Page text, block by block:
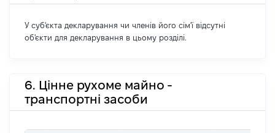
У суб'єкта декларування чи членів його сім'ї відсутні
об'єкти для декларування в цьому розділі.
6. Цінне рухоме майно -
транспортні засоби